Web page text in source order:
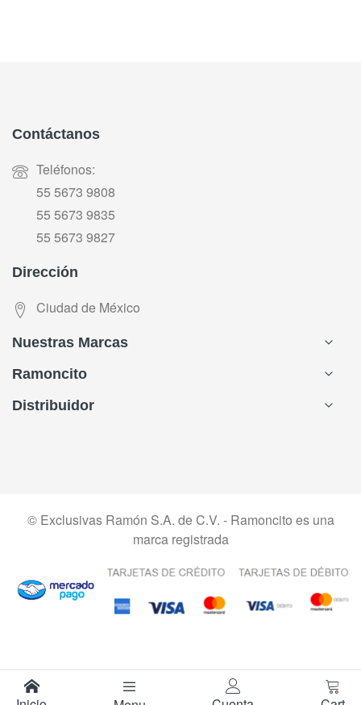
Contáctanos
Teléfonos:
55 5673 9808
55 5673 9835
55 5673 9827
Dirección
Ciudad de México
Nuestras Marcas
Ramoncito
Distribuidor
© Exclusivas Ramón S.A. de C.V. - Ramoncito es una
marca registrada